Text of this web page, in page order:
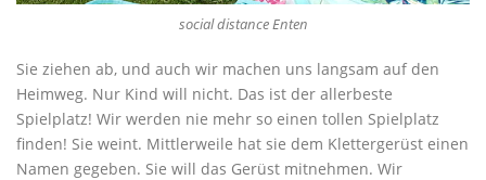
social distance Enten
Sie ziehen ab, und auch wir machen uns langsam auf den
Heimweg. Nur Kind will nicht. Das ist der allerbeste
Spielplatz! Wir werden nie mehr so einen tollen Spielplatz
finden! Sie weint. Mittlerweile hat sie dem Klettergerüst einen
Namen gegeben. Sie will das Gerüst mitnehmen. Wir